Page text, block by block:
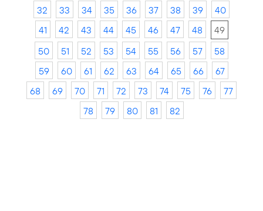
32
33 34 35 36 37 38 39
40
41
42 43 44 45 46 47 48
49
50
51 52 53 54 55 56 57
58
59
60 61 62 63 64 65 66
67
68
69 70 71 72 73 74 75 76
77
78
79 80 81 82